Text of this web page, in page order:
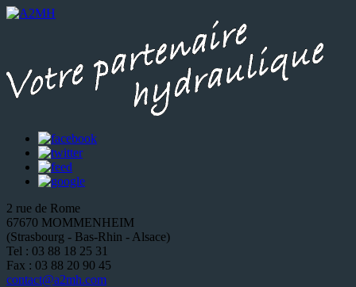
2 rue de Rome
67670 MOMMENHEIM
(Strasbourg - Bas-Rhin - Alsace)
Tel : 03 88 18 25 31
Fax : 03 88 20 90 45
contact@a2mh.com